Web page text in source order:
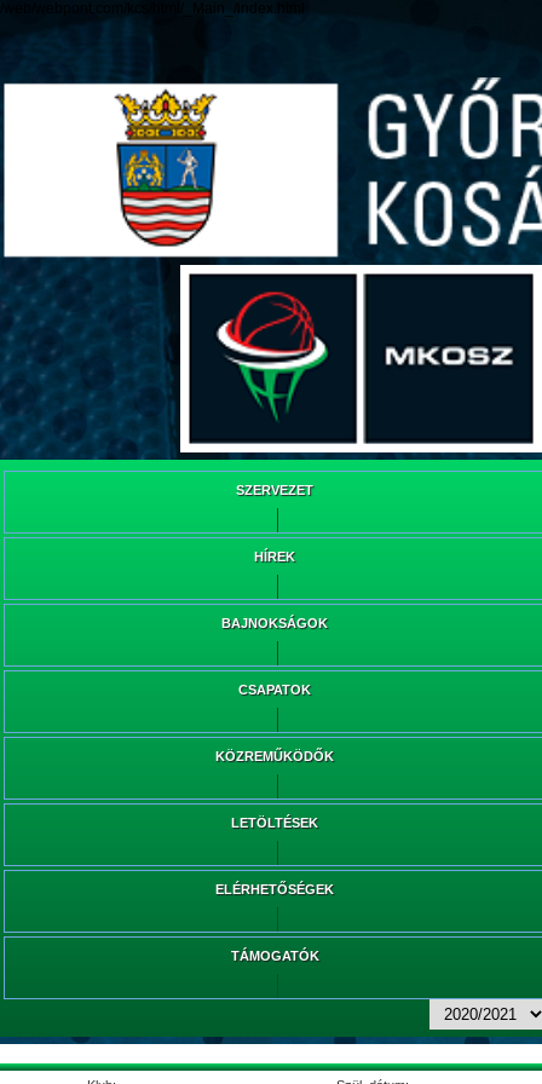
/web/webpont.com/kcs/html/_Main_/index.html
SZERVEZET
HÍREK
BAJNOKSÁGOK
CSAPATOK
KÖZREMŰKÖDŐK
LETÖLTÉSEK
ELÉRHETŐSÉGEK
TÁMOGATÓK